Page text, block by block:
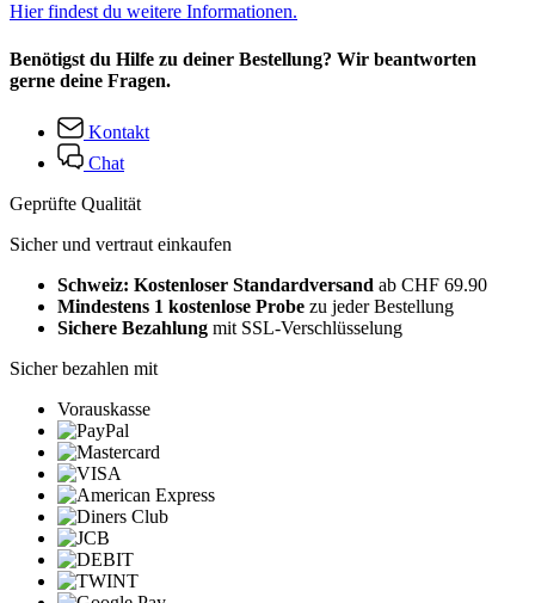
Hier findest du weitere Informationen.
Benötigst du Hilfe zu deiner Bestellung? Wir beantworten
gerne deine Fragen.
Kontakt
Chat
Geprüfte Qualität
Sicher und vertraut einkaufen
Schweiz: Kostenloser Standardversand ab CHF 69.90
Mindestens 1 kostenlose Probe zu jeder Bestellung
Sichere Bezahlung mit SSL-Verschlüsselung
Sicher bezahlen mit
Vorauskasse